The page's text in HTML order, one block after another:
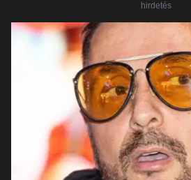
hirdetés